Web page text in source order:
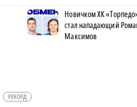
Новичком ХК
стал нападающий
Максимов
РЕКОРД